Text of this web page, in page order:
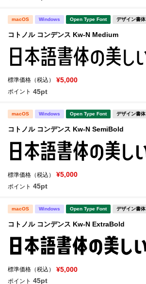
macOS Windows Open Type Font デザイン書体
コトノル コンデンス Kw-N Medium
標準価格（税込） ¥5,000
ポイント 45pt
macOS Windows Open Type Font デザイン書体
コトノル コンデンス Kw-N SemiBold
標準価格（税込） ¥5,000
ポイント 45pt
macOS Windows Open Type Font デザイン書体
コトノル コンデンス Kw-N ExtraBold
標準価格（税込） ¥5,000
ポイント 45pt